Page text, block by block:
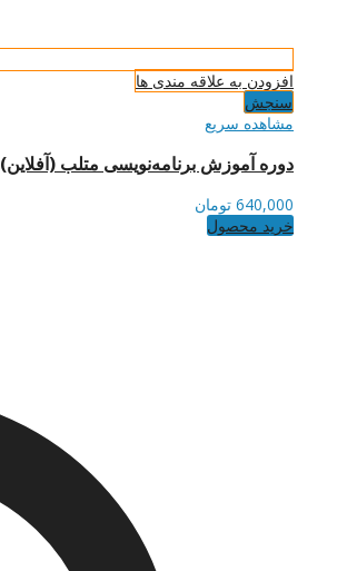
افزودن به علاقه مندی ها
سنجش
مشاهده سریع
دوره آموزش برنامه‌نویسی متلب (آفلاین)
640,000 تومان
خرید محصول